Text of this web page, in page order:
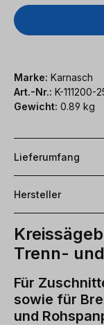
Marke: Karnasch
Art.-Nr.: K-111200-
Gewicht: 0.89 kg
Lieferumfang
Hersteller
Trenn-
Für
sowie für
und